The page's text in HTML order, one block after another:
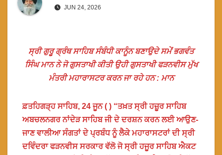
JUN 24, 2026
ਸ੍ਰੀ ਗੁਰੂ ਗ੍ਰੰਥ ਸਾਹਿਬ ਸੰਬੰਧੀ ਕਾਨੂੰਨ ਬਣਾਉਦੇ ਸਮੇਂ ਭਗਵੰਤ
ਸਿੰਘ ਮਾਨ ਨੇ ਜੋ ਗੁਸਤਾਖੀ ਕੀਤੀ ਉਹੀ ਗੁਸਤਾਖੀ ਫੜਨਵੀਸ ਮੁੱਖ
ਮੰਤਰੀ ਮਹਾਰਾਸਟਰ ਕਰਨ ਜਾ ਰਹੇ ਹਨ : ਮਾਨ
ਫ਼ਤਹਿਗੜ੍ਹ ਸਾਹਿਬ, 24 ਜੂਨ ( ) “ਤਖ਼ਤ ਸ੍ਰੀ ਹਜ਼ੂਰ ਸਾਹਿਬ
ਅਬਚਲਨਗਰ ਨਾਂਦੇੜ ਸਾਹਿਬ ਜੀ ਦੇ ਦਰਸ਼ਨ ਕਰਨ ਲਈ ਆਉਣ-
ਜਾਣ ਵਾਲੀਆ ਸੰਗਤਾਂ ਦੇ ਪ੍ਰਬੰਧ ਨੂੰ ਲੈਕੇ ਮਹਾਰਾਸਟਰਾਂ ਦੀ ਸ੍ਰੀ
ਦਵਿੰਦਰਾ ਫੜਨਵੀਸ ਸਰਕਾਰ ਵੱਲੋ ਜੋ ਸ੍ਰੀ ਹਜੂਰ ਸਾਹਿਬ ਐਕਟ